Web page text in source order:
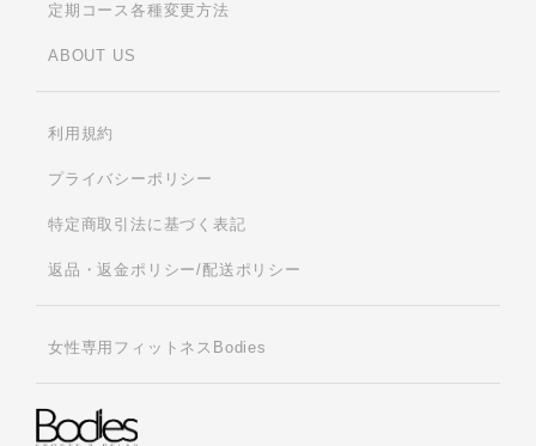
定期コース各種変更方法
ABOUT US
利用規約
プライバシーポリシー
特定商取引法に基づく表記
返品・返金ポリシー/配送ポリシー
女性専用フィットネスBodies